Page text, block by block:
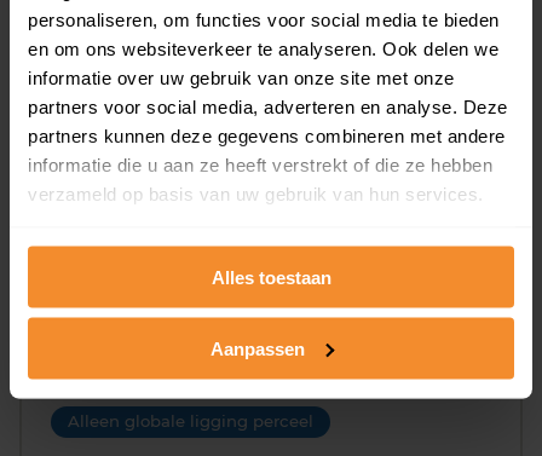
personaliseren, om functies voor social media te bieden
en om ons websiteverkeer te analyseren. Ook delen we
informatie over uw gebruik van onze site met onze
partners voor social media, adverteren en analyse. Deze
partners kunnen deze gegevens combineren met andere
informatie die u aan ze heeft verstrekt of die ze hebben
verzameld op basis van uw gebruik van hun services.
Alles toestaan
Aanpassen
Een overzicht van alle verkochte woningen (koopsom
en koopdatum) binnen een postcodegebied. Dit
inclusief een jaar lang gratis updates van nieuwe
koopsommen.
Direct leverbaar
Kadastrale kaart pakket
Alleen globale ligging perceel